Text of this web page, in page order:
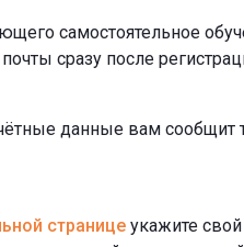
самостоятельное
сразу после
данные вам сообщит
странице укажите